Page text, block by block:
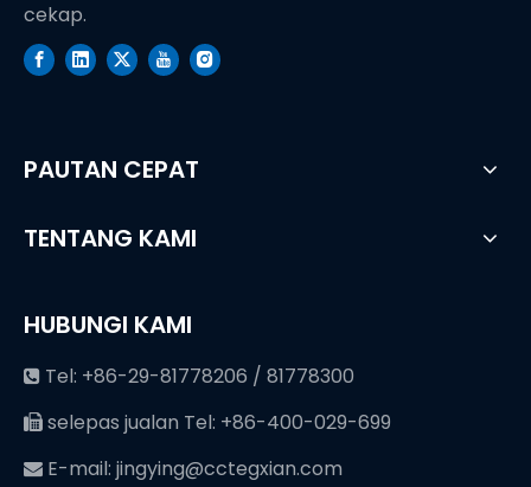
cekap.
PAUTAN CEPAT
TENTANG KAMI
HUBUNGI KAMI
 Tel: +86-29-81778206 / 81778300
 selepas jualan Tel: +86-400-029-699
 E-mail: jingying@cctegxian.com